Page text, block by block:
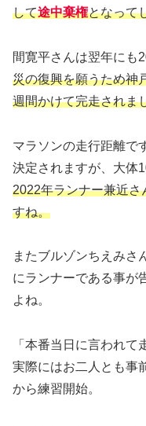
して途中棄権となって
間寛平さんは翌年にも
災の復興を願うため神
週間かけて完走されま
マラソンの走行距離で
決定されますが、大体
2022年ランナー兼近
すね。
またブルゾンちえみさ
にランナーである事が
よね。
「本番当日に言われて
実際にはお二人とも事
から練習開始。